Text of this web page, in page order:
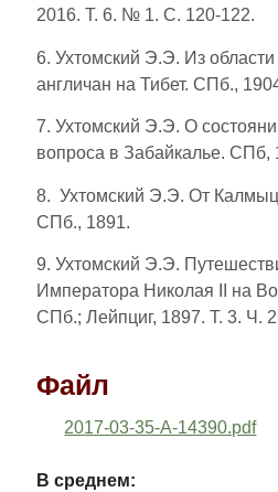
2016. Т. 6. № 1. С. 120-122.
6. Ухтомский Э.Э. Из
англичан на Тибет. СПб.,
7. Ухтомский Э.Э. О
вопроса в Забайкалье. СПб,
8. Ухтомский Э.Э. От
СПб., 1891.
9. Ухтомский Э.Э.
Императора Николая II на
СПб.; Лейпциг, 1897. Т. 3. Ч.
Файл
2017-03-35-A-14390.pdf
В среднем: